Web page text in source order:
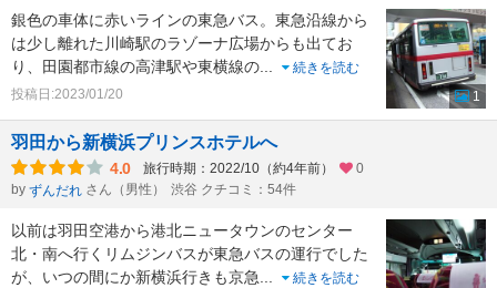
銀色の車体に赤いラインの東急バス。東急沿線から
は少し離れた川崎駅のラゾーナ広場からも出てお
り、田園都市線の高津駅や東横線の
続きを読む
投稿日:2023/01/20
1
羽田から新横浜プリンスホテルへ
4.0 旅行時期：2022/10（約4年前）
0
by ずんだれ さん（男性） 渋谷 クチコミ：54件
以前は羽田空港から港北ニュータウンのセンター
北・南へ行くリムジンバスが東急バスの運行でした
が、いつの間にか新横浜行きも京急
続きを読む